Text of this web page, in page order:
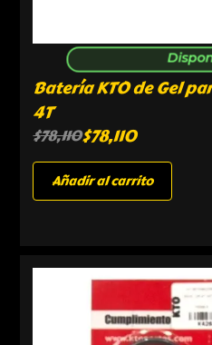
Batería KTO de Gel
4T
$78,110$78,110
Añadir al carrito